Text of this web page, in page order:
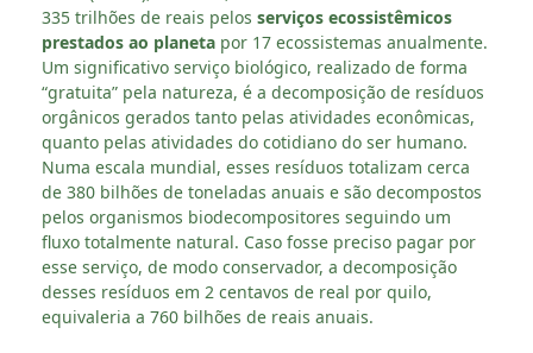
335 trilhões de reais pelos serviços ecossistêmicos
prestados ao planeta por 17 ecossistemas anualmente.
Um significativo serviço biológico, realizado de forma
“gratuita” pela natureza, é a decomposição de resíduos
orgânicos gerados tanto pelas atividades econômicas,
quanto pelas atividades do cotidiano do ser humano.
Numa escala mundial, esses resíduos totalizam cerca
de 380 bilhões de toneladas anuais e são decompostos
pelos organismos biodecompositores seguindo um
fluxo totalmente natural. Caso fosse preciso pagar por
esse serviço, de modo conservador, a decomposição
desses resíduos em 2 centavos de real por quilo,
equivaleria a 760 bilhões de reais anuais.